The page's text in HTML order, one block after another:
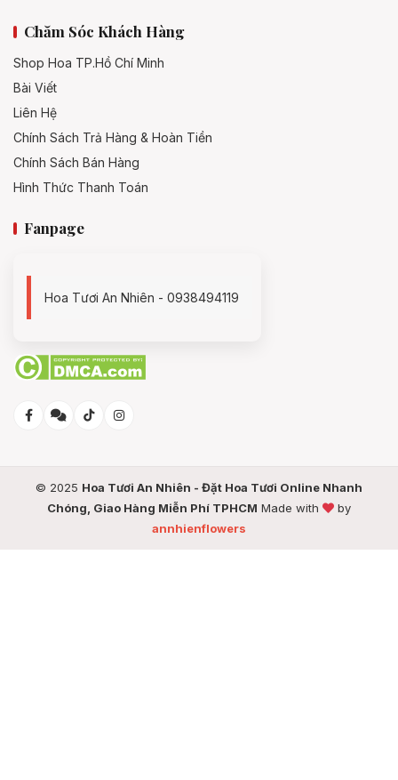
Chăm Sóc Khách Hàng
Shop Hoa TP.Hồ Chí Minh
Bài Viết
Liên Hệ
Chính Sách Trả Hàng & Hoàn Tiền
Chính Sách Bán Hàng
Hình Thức Thanh Toán
Fanpage
Hoa Tươi An Nhiên - 0938494119
© 2025 Hoa Tươi An Nhiên - Đặt Hoa Tươi Online Nhanh
Chóng, Giao Hàng Miễn Phí TPHCM Made with
by
annhienflowers